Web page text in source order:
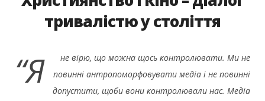
тривалістю у століття
“Я
не вірю, що можна щось контролювати. Ми не
повинні антропоморфовувати медіа і не повинні
допустити, щоби вони контролювали нас. Медіа